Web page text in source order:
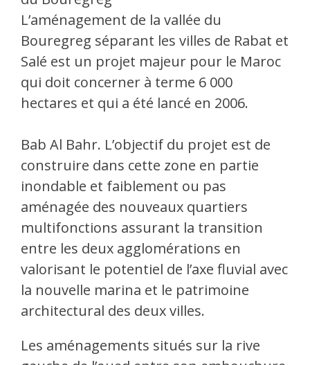
L’aménagement de la vallée du
Bouregreg séparant les villes de Rabat et
Salé est un projet majeur pour le Maroc
qui doit concerner à terme 6 000
hectares et qui a été lancé en 2006.
Bab Al Bahr. L’objectif du projet est de
construire dans cette zone en partie
inondable et faiblement ou pas
aménagée des nouveaux quartiers
multifonctions assurant la transition
entre les deux agglomérations en
valorisant le potentiel de l’axe fluvial avec
la nouvelle marina et le patrimoine
architectural des deux villes.
Les aménagements situés sur la rive